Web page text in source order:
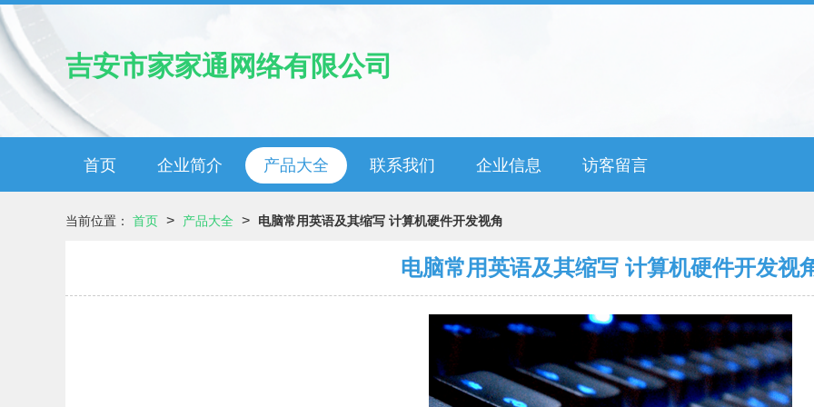
吉安市家家通网络有限公司
首页 企业简介 产品大全 联系我们 企业信息 访客留言
当前位置： 首页 > 产品大全 > 电脑常用英语及其缩写 计算机硬件开发视角
电脑常用英语及其缩写 计算机硬件开发视